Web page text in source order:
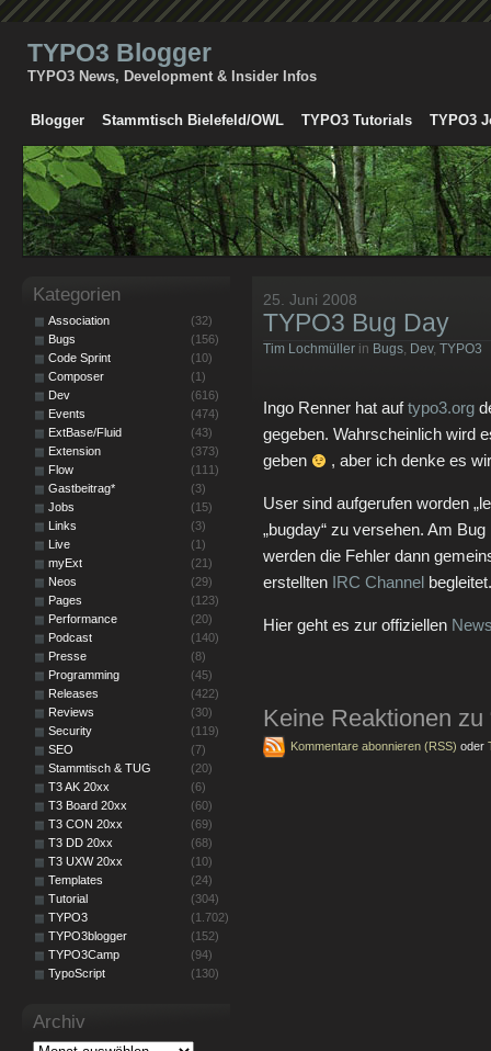
TYPO3 Blogger
TYPO3 News, Development & Insider Infos
Blogger Stammtisch Bielefeld/OWL TYPO3 Tutorials TYPO3
25. Juni 2008
TYPO3 Bug Day
Tim Lochmüller in Bugs, Dev, TYPO3
Ingo Renner hat auftypo3.org
gegeben. Wahrscheinlich wird
geben
, aber ich denke es
User sind aufgerufen worden
„bugday“ zu versehen. Am
werden die Fehler dann
erstellten IRC Channel begleitet.
Hier geht es zur offiziellen
Keine Reaktionen zu
Kommentare abonnieren (RSS) oder
Kategorien
Association
(32)
Bugs
(156)
Code Sprint
(10)
Composer
(1)
Dev
(616)
Events
(474)
ExtBase/Fluid
(43)
Extension
(373)
Flow
(111)
Gastbeitrag*
(3)
Jobs
(15)
Links
(3)
Live
(1)
myExt
(21)
Neos
(29)
Pages
(123)
Performance
(20)
Podcast
(140)
Presse
(8)
Programming
(45)
Releases
(422)
Reviews
(30)
Security
(119)
SEO
(7)
Stammtisch & TUG
(20)
T3 AK 20xx
(6)
T3 Board 20xx
(60)
T3 CON 20xx
(69)
T3 DD 20xx
(68)
T3 UXW 20xx
(10)
Templates
(24)
Tutorial
(304)
TYPO3
(1.702)
TYPO3blogger
(152)
TYPO3Camp
(94)
TypoScript
(130)
Archiv